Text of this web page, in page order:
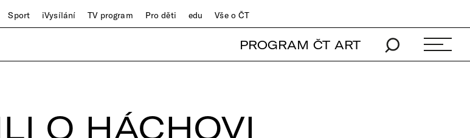
Sport iVysílání TV program Pro děti edu Vše o ČT
PROGRAM ČT ART
O HÁCHOVI